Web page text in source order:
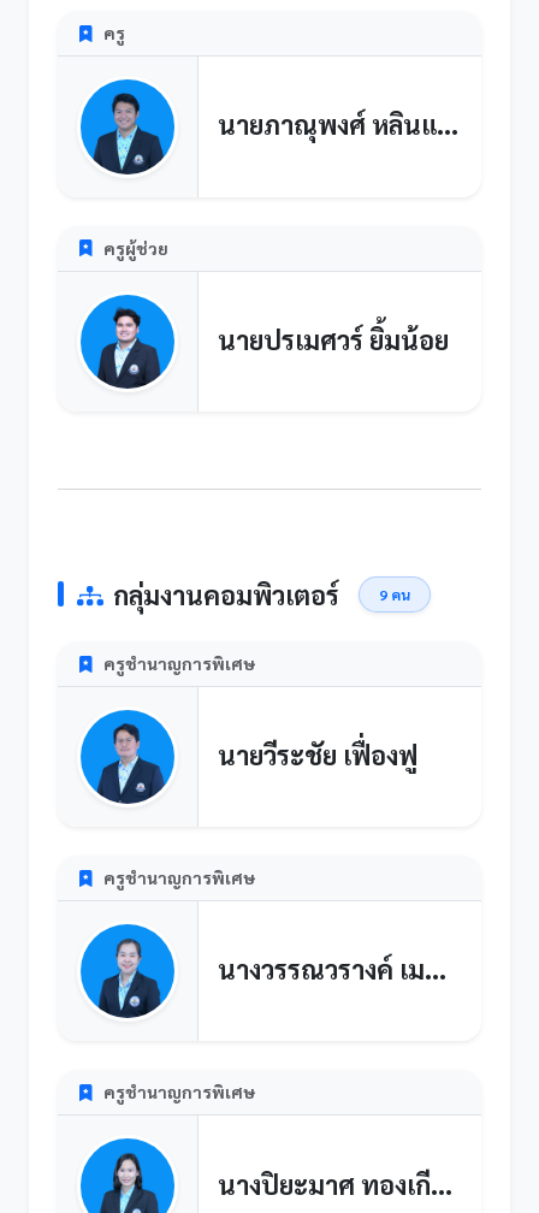
ครู
นายภาณุพงศ์ หลินแดง
ครูผู้ช่วย
นายปรเมศวร์ ยิ้มน้อย
กลุ่มงานคอมพิวเตอร์ 9 คน
ครูชำนาญการพิเศษ
นายวีระชัย เฟื่องฟู
ครูชำนาญการพิเศษ
นางวรรณวรางค์ เมฆโต
ครูชำนาญการพิเศษ
นางปิยะมาศ ทองเกียรติ